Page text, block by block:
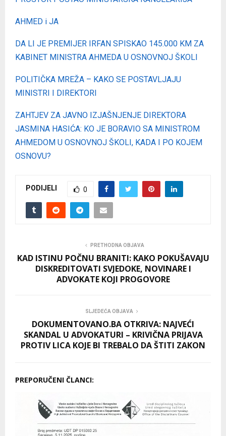
AHMED i JA
DA LI JE PREMIJER IRFAN SPISKAO 145.000 KM ZA
KABINET MINISTRA AHMEDA U OSNOVNOJ ŠKOLI
POLITIČKA MREŽA – KAKO SE POSTAVLJAJU
MINISTRI I DIREKTORI
ZAHTJEV ZA JAVNO IZJAŠNJENJE DIREKTORA
JASMINA HASIĆA: KO JE BORAVIO SA MINISTROM
AHMEDOM U OSNOVNOJ ŠKOLI, KADA I PO KOJEM
OSNOVU?
PODIJELI 0
PRETHODNA OBJAVA
KAD ISTINU POČNU BRANITI: KAKO POKUŠAVAJU
DISKREDITOVATI SVJEDOKE, NOVINARE I
ADVOKATE KOJI PROGOVORE
SLJEDEĆA OBJAVA
DOKUMENTOVANO.BA OTKRIVA: NAJVEĆI
SKANDAL U ADVOKATURI – KRIVIČNA PRIJAVA
PROTIV LICA KOJE BI TREBALO DA ŠTITI ZAKON
PREPORUČENI ČLANCI: